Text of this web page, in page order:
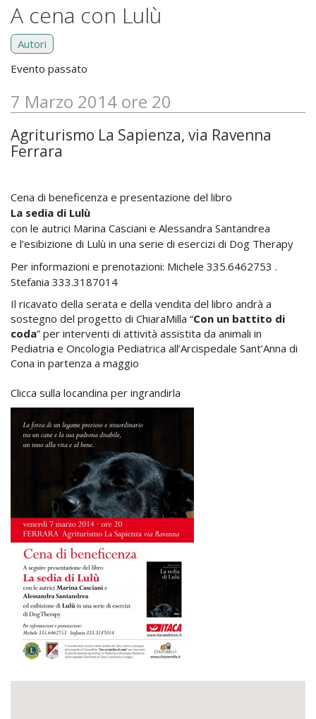
A cena con Lulù
Autori
Evento passato
7 Marzo 2014 ore 20
Agriturismo La Sapienza, via Ravenna
Ferrara
Cena di beneficenza e presentazione del libro
La sedia di Lulù
con le autrici Marina Casciani e Alessandra Santandrea
e l’esibizione di Lulù in una serie di esercizi di Dog Therapy
Per informazioni e prenotazioni: Michele 335.6462753 .
Stefania 333.3187014
Il ricavato della serata e della vendita del libro andrà a
sostegno del progetto di ChiaraMilla “Con un battito di
coda” per interventi di attività assistita da animali in
Pediatria e Oncologia Pediatrica all’Arcispedale Sant’Anna di
Cona in partenza a maggio
Clicca sulla locandina per ingrandirla